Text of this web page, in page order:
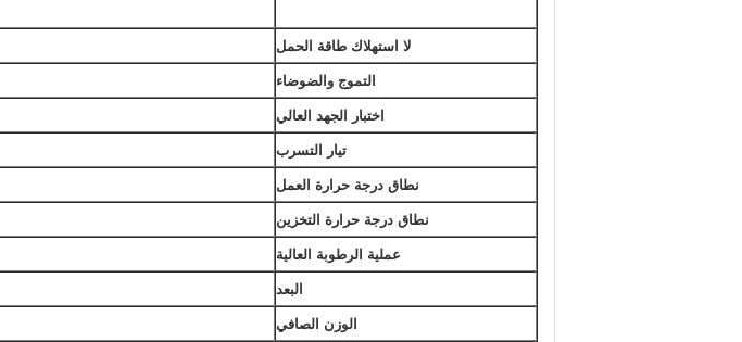
لا استهلاك طاقة الحمل
التموج والضوضاء
اختبار الجهد العالي
تيار التسرب
نطاق درجة حرارة العمل
نطاق درجة حرارة التخزين
عملية الرطوبة العالية
البعد
الوزن الصافي